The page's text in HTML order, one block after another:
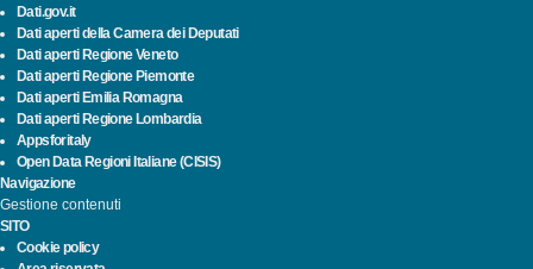
Dati.gov.it
Dati aperti della Camera dei Deputati
Dati aperti Regione Veneto
Dati aperti Regione Piemonte
Dati aperti Emilia Romagna
Dati aperti Regione Lombardia
Appsforitaly
Open Data Regioni Italiane (CISIS)
Navigazione
Gestione contenuti
SITO
Cookie policy